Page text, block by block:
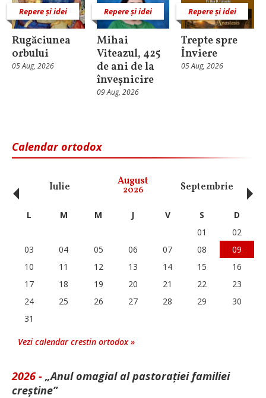
Repere și idei
Rugăciunea
orbului
05 Aug, 2026
Repere și idei
Mihai
Viteazul, 425
de ani de la
înveșnicire
09 Aug, 2026
Repere și idei
Trepte spre
Înviere
05 Aug, 2026
Calendar ortodox
Iulie August
2026 Septembrie
‹ L M M J V S
D
01
02
03
04 05 06 07 08
09
10
11 12 13 14 15
16
17
18 19 20 21 22
23
24
25 26 27 28 29
30
31
Vezi calendar crestin ortodox »
2026 - „Anul omagial al pastorației familiei
creștine”